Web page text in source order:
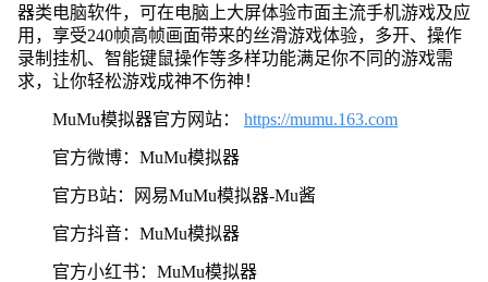
器类电脑软件，可在电脑上大屏体验市面主流手机游戏及应
用，享受240帧高帧画面带来的丝滑游戏体验，多开、操作
录制挂机、智能键鼠操作等多样功能满足你不同的游戏需
求，让你轻松游戏成神不伤神！
MuMu模拟器官方网站： https://mumu.163.com
官方微博：MuMu模拟器
官方B站：网易MuMu模拟器-Mu酱
官方抖音：MuMu模拟器
官方小红书：MuMu模拟器